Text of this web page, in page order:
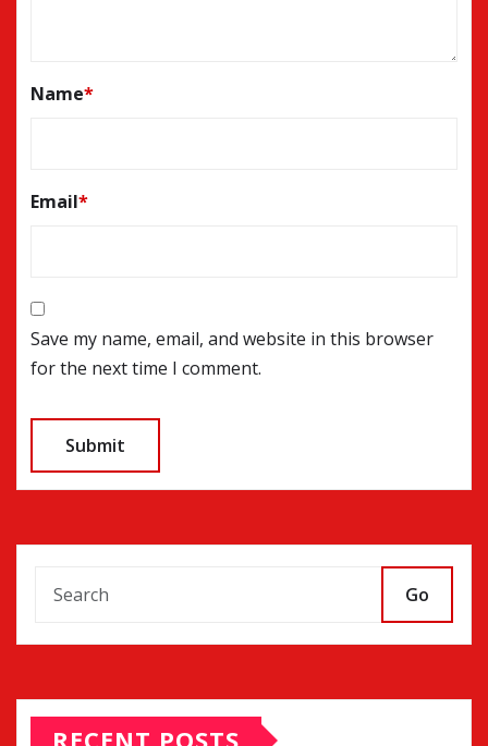
Name*
Email*
Save my name, email, and website in this browser
for the next time I comment.
Go